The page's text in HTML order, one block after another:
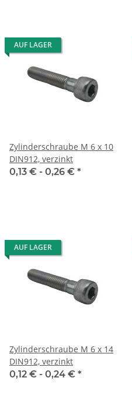
AUF LAGER
Zylinderschraube M 6 x 10
DIN912, verzinkt
0,13 € - 0,26 € *
AUF LAGER
Zylinderschraube M 6 x 14
DIN912, verzinkt
0,12 € - 0,24 € *